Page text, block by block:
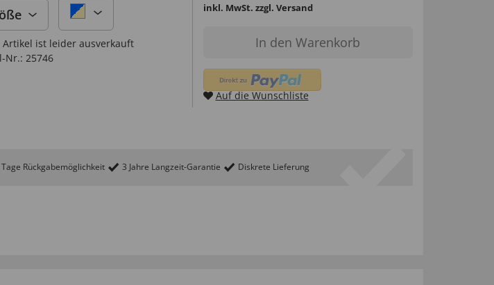
Artikel ist leider ausverkauft
Nr.: 25746
inkl. MwSt. zzgl. Versand
In den Warenkorb
Auf die Wunschliste
Rückgabemöglichkeit 3 Jahre Langzeit-Garantie Diskrete Lieferung